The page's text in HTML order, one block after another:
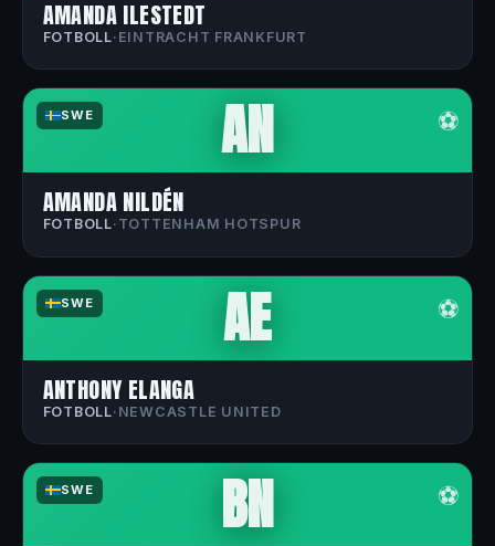
AMANDA ILESTEDT
FOTBOLL· EINTRACHT FRANKFURT
SWE ⚽
AN
AMANDA NILDÉN
FOTBOLL· TOTTENHAM HOTSPUR
SWE ⚽
AE
ANTHONY ELANGA
FOTBOLL· NEWCASTLE UNITED
SWE ⚽
BN